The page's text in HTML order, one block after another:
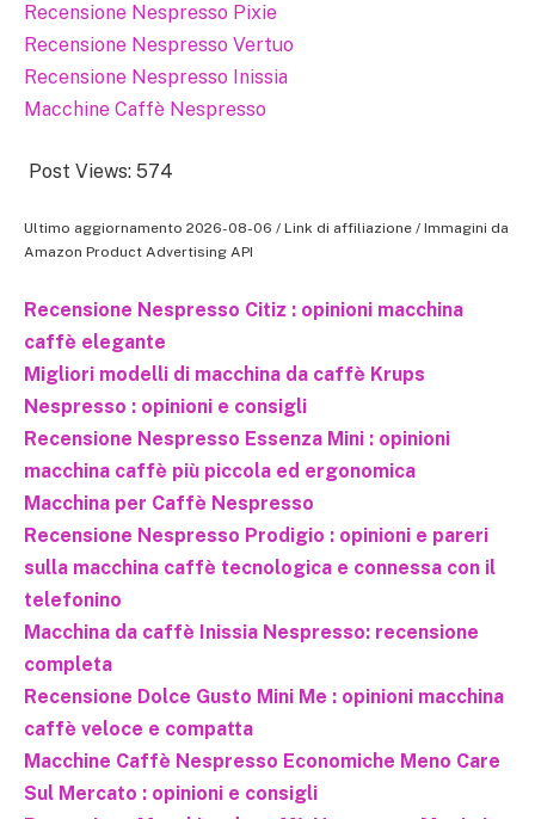
Recensione Nespresso Pixie
Recensione Nespresso Vertuo
Recensione Nespresso Inissia
Macchine Caffè Nespresso
Post Views: 574
Ultimo aggiornamento 2026-08-06 / Link di affiliazione / Immagini da
Amazon Product Advertising API
Recensione Nespresso Citiz : opinioni macchina
caffè elegante
Migliori modelli di macchina da caffè Krups
Nespresso : opinioni e consigli
Recensione Nespresso Essenza Mini : opinioni
macchina caffè più piccola ed ergonomica
Macchina per Caffè Nespresso
Recensione Nespresso Prodigio : opinioni e pareri
sulla macchina caffè tecnologica e connessa con il
telefonino
Macchina da caffè Inissia Nespresso: recensione
completa
Recensione Dolce Gusto Mini Me : opinioni macchina
caffè veloce e compatta
Macchine Caffè Nespresso Economiche Meno Care
Sul Mercato : opinioni e consigli